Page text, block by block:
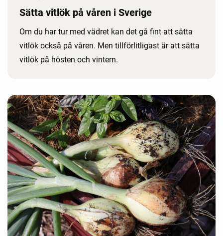
Sätta vitlök på våren i Sverige
Om du har tur med vädret kan det gå fint att sätta
vitlök också på våren. Men tillförlitligast är att sätta
vitlök på hösten och vintern.